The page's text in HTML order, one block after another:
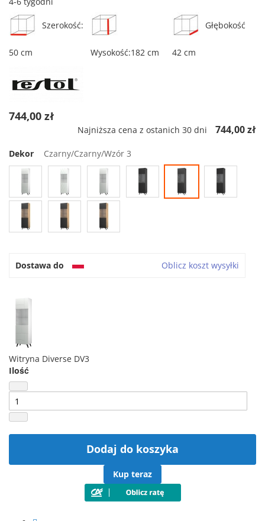
Szerokość:
50 cm Wysokość:182 cm
Głębokość
42 cm
744,00 zł
Najniższa cena z ostanich 30 dni 744,00 zł
Dekor Czarny/Czarny/Wzór 3
Dostawa do Oblicz koszt wysyłki
Witryna Diverse DV3
Ilość
Dodaj do koszyka
Kup teraz